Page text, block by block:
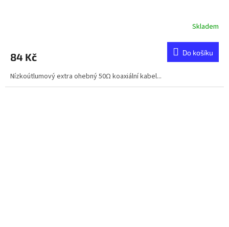
Skladem
84 Kč Do košíku
Nízkoútlumový extra ohebný 50Ω koaxiální kabel...